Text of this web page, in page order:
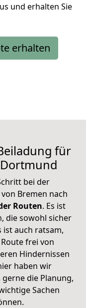
und erhalten Sie
erhalten
für
bei der
Bremen nach
Routen. Es ist
die sowohl sicher
ist auch ratsam,
frei von
Hindernissen
haben wir
die Planung,
Sachen